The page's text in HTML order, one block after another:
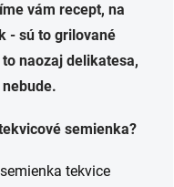
vám recept, na
- sú to grilované
naozaj delikatesa,
semienka?
tekvice